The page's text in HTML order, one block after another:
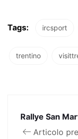
Tags: ircsport
trentino
Rallye San
Articolo